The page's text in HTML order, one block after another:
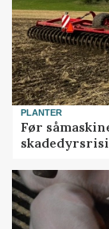
PLANTER
Før